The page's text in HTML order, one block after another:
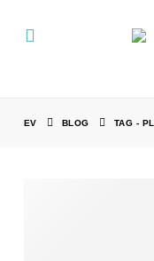
EV BLOG TAG -